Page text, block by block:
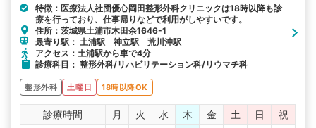
特徴：医療法人社団優心岡田整形外科クリニックは18時以降も診
療を行っており、仕事帰りなどで利用がしやすいです。
住所：茨城県土浦市木田余1646-1
最寄り駅： 土浦駅 神立駅 荒川沖駅
アクセス：土浦駅から車で4分
診療科目： 整形外科/リハビリテーション科/リウマチ科
整形外科 土曜日 18時以降OK
診療時間 月 火 水 木 金 土 日
祝